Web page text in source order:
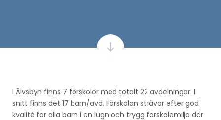
I Älvsbyn finns 7 förskolor med totalt 22 avdelningar. I
snitt finns det 17 barn/avd. Förskolan strävar efter god
kvalité för alla barn i en lugn och trygg förskolemiljö där